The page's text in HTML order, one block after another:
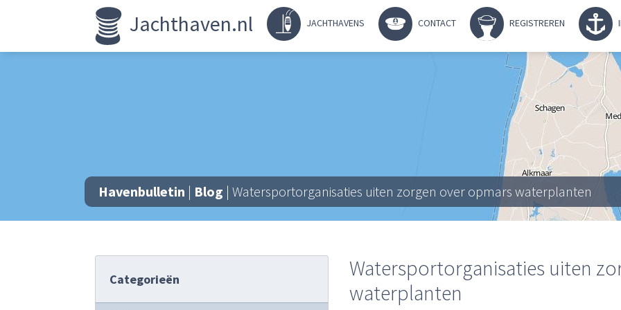
Jachthaven.nl JACHTHAVENS CONTACT REGISTREREN
Havenbulletin | Blog | Watersportorganisaties uiten zorgen over opmars waterplanten
Categorieën
Watersportorganisaties uiten
waterplanten